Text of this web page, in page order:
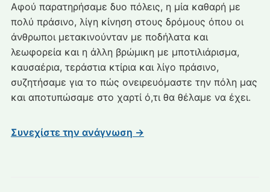
–
Διαλέγω
την
πόλη
μου
Αφού παρατηρήσαμε δυο πόλεις, η μία καθαρή με
πολύ πράσινο, λίγη κίνηση στους δρόμους όπου οι
άνθρωποι μετακινούνταν με ποδήλατα και
λεωφορεία και η άλλη βρώμικη με μποτιλιάρισμα,
καυσαέρια, τεράστια κτίρια και λίγο πράσινο,
συζητήσαμε για το πώς ονειρευόμαστε την πόλη μας
και αποτυπώσαμε στο χαρτί ό,τι θα θέλαμε να έχει.
Συνεχίστε την ανάγνωση →